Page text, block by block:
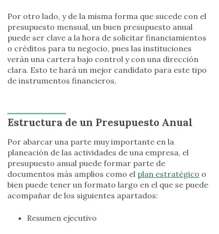
Por otro lado, y de la misma forma que sucede con el
presupuesto mensual, un buen presupuesto anual
puede ser clave a la hora de solicitar financiamientos
o créditos para tu negocio, pues las instituciones
verán una cartera bajo control y con una dirección
clara. Esto te hará un mejor candidato para este tipo
de instrumentos financieros.
Estructura de un Presupuesto Anual
Por abarcar una parte muy importante en la
planeación de las actividades de una empresa, el
presupuesto anual puede formar parte de
documentos más amplios como el plan estratégico o
bien puede tener un formato largo en el que se puede
acompañar de los siguientes apartados:
Resumen ejecutivo